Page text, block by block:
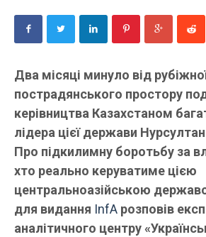
Два місяці минуло від
пострадянського простору
керівництва Казахстаном
лідера цієї держави
Про підкилимну боротьбу за
хто реально керуватиме цією
центральноазійською
для видання InfA розповів
аналітичного центру